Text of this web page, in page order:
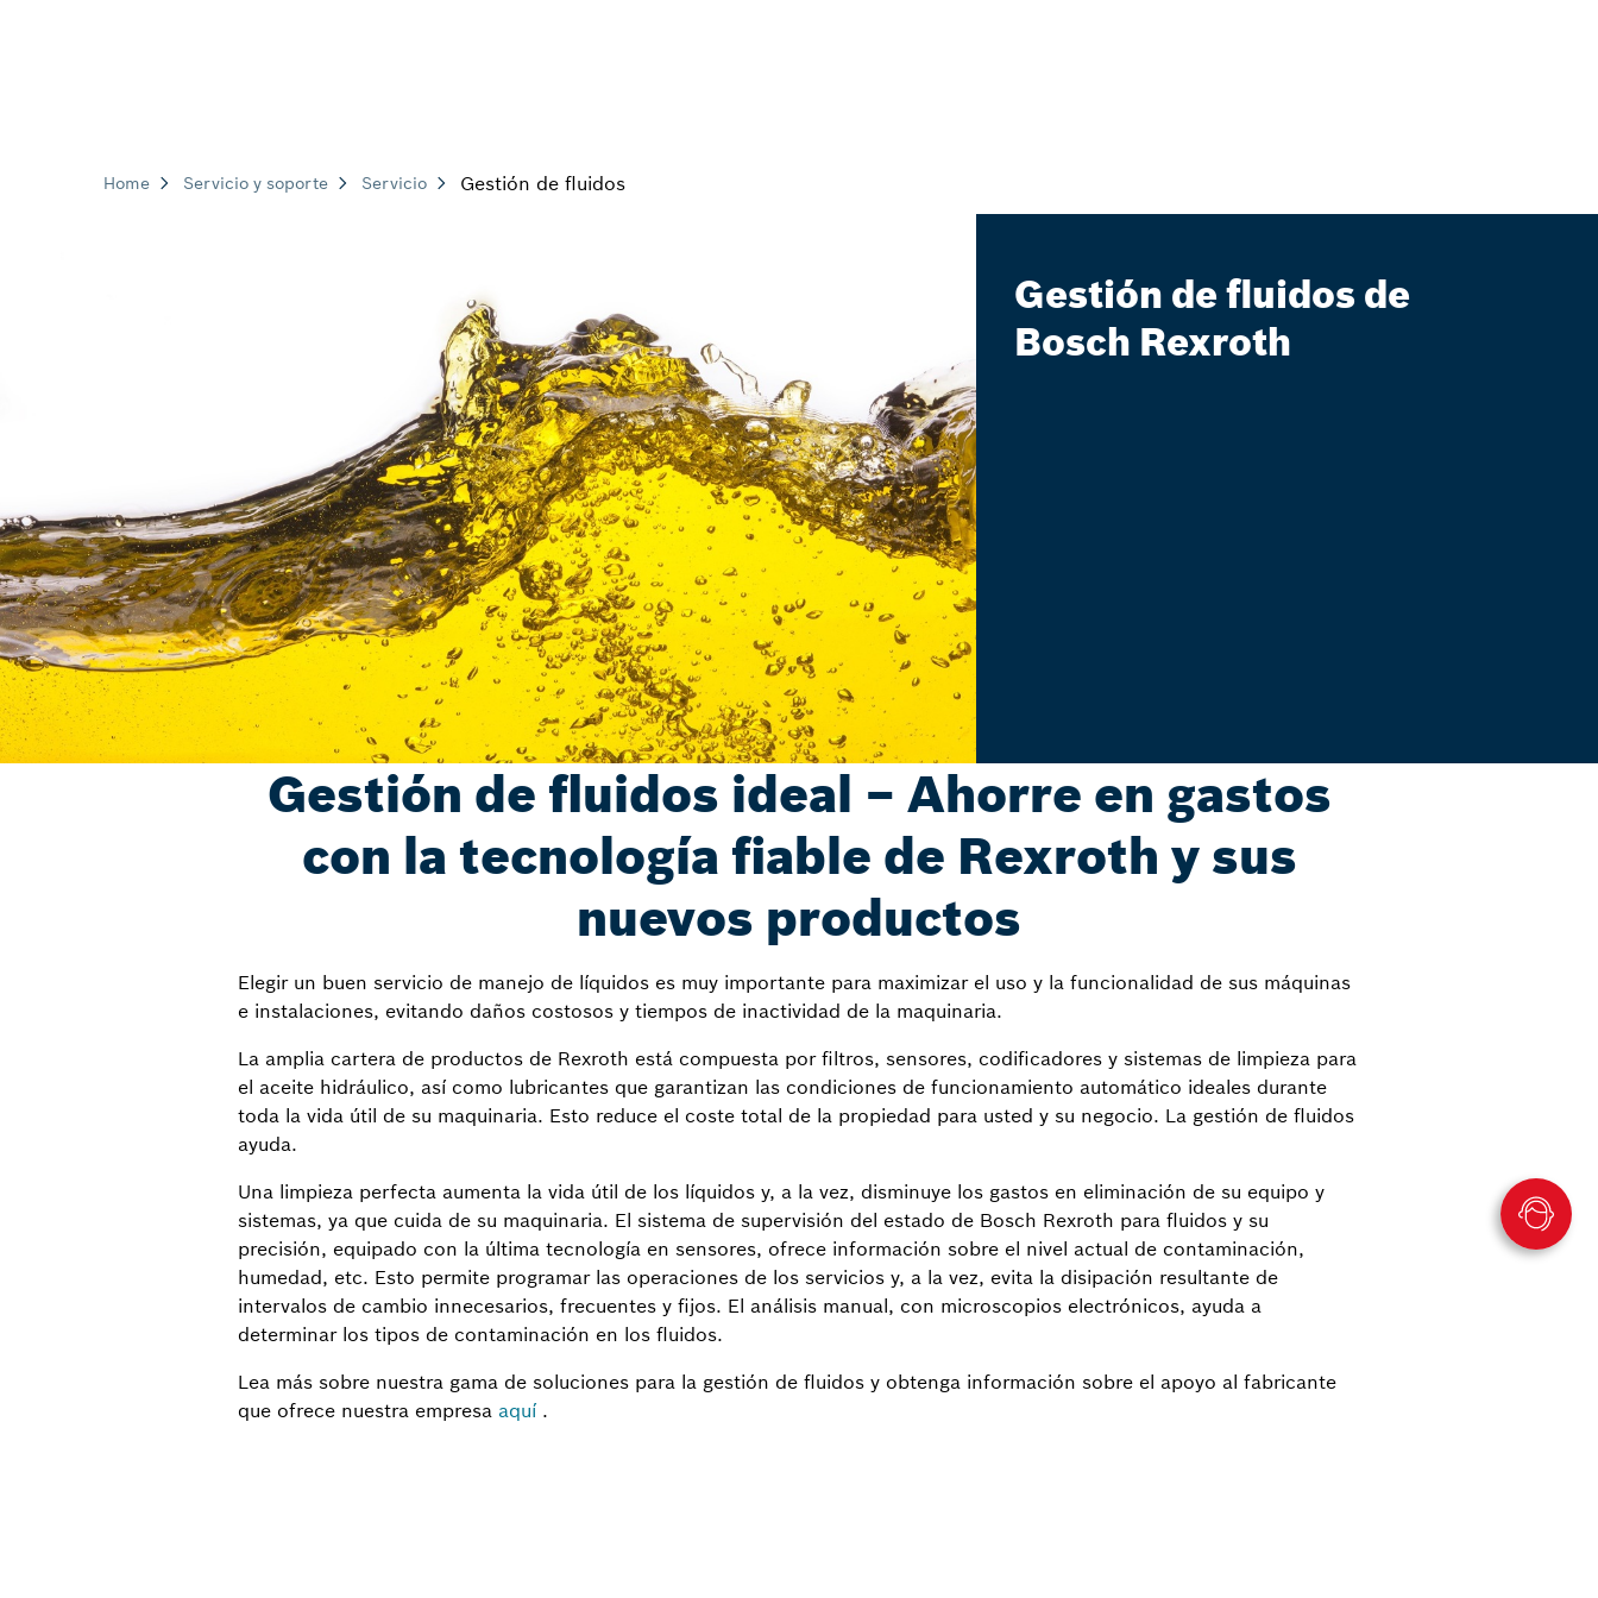
Home Servicio y soporte Servicio Gestión de fluidos
Gestión de fluidos de
Bosch Rexroth
Gestión de fluidos ideal – Ahorre en gastos
con la tecnología fiable de Rexroth y sus
nuevos productos
Elegir un buen servicio de manejo de líquidos es muy importante para maximizar el uso y la funcionalidad de sus máquinas
e instalaciones, evitando daños costosos y tiempos de inactividad de la maquinaria.
La amplia cartera de productos de Rexroth está compuesta por filtros, sensores, codificadores y sistemas de limpieza para
el aceite hidráulico, así como lubricantes que garantizan las condiciones de funcionamiento automático ideales durante
toda la vida útil de su maquinaria. Esto reduce el coste total de la propiedad para usted y su negocio. La gestión de fluidos
ayuda.
Una limpieza perfecta aumenta la vida útil de los líquidos y, a la vez, disminuye los gastos en eliminación de su equipo y
sistemas, ya que cuida de su maquinaria. El sistema de supervisión del estado de Bosch Rexroth para fluidos y su
precisión, equipado con la última tecnología en sensores, ofrece información sobre el nivel actual de contaminación,
humedad, etc. Esto permite programar las operaciones de los servicios y, a la vez, evita la disipación resultante de
intervalos de cambio innecesarios, frecuentes y fijos. El análisis manual, con microscopios electrónicos, ayuda a
determinar los tipos de contaminación en los fluidos.
Lea más sobre nuestra gama de soluciones para la gestión de fluidos y obtenga información sobre el apoyo al fabricante
que ofrece nuestra empresa aquí.